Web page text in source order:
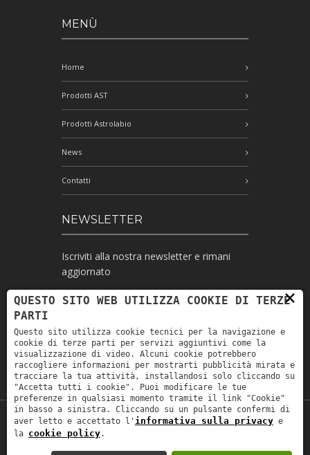
MENÙ
Home
Prodotti AST
Prodotti Astrolabio
News
Contatti
NEWSLETTER
Iscriviti alla nostra newsletter e rimani
aggiornato
Ho letto l'informativa e autorizzo il
trattamento dei miei dati personali per le
finalità ivi indicate *
Copyright © 2019Astrolabio. P.IVA:
×
QUESTO SITO WEB UTILIZZA COOKIE DI TERZE
PARTI
Questo sito utilizza cookie tecnici per la navigazione e
cookie di terze parti per servizi aggiuntivi come la
visualizzazione di video. Alcuni cookie potrebbero
raccogliere informazioni per mostrarti pubblicità mirata e
tracciare la tua attività, installandosi solo cliccando su
"Accetta tutti i cookie". Puoi modificare le tue
preferenze in qualsiasi momento tramite il link "Cookie"
in basso a sinistra. Cliccando su un pulsante confermi di
aver letto e accettato l' informativa sulla privacy e
la cookie policy.